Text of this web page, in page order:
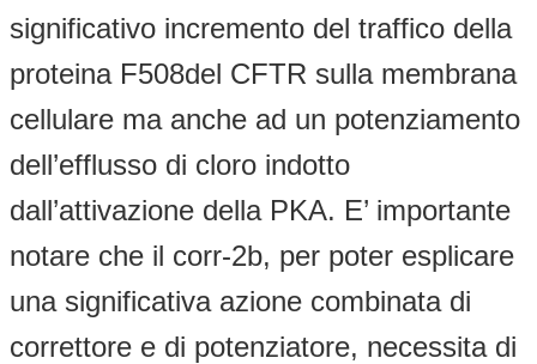
significativo incremento del traffico della
proteina F508del CFTR sulla membrana
cellulare ma anche ad un potenziamento
dell’efflusso di cloro indotto
dall’attivazione della PKA. E’ importante
notare che il corr-2b, per poter esplicare
una significativa azione combinata di
correttore e di potenziatore, necessita di